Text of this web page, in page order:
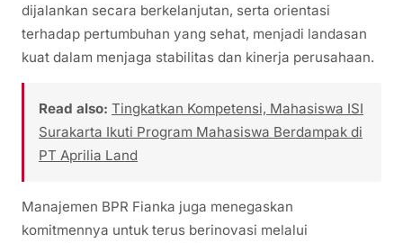
dijalankan secara berkelanjutan, serta orientasi
terhadap pertumbuhan yang sehat, menjadi landasan
kuat dalam menjaga stabilitas dan kinerja perusahaan.
Read also: Tingkatkan Kompetensi, Mahasiswa ISI
Surakarta Ikuti Program Mahasiswa Berdampak di
PT Aprilia Land
Manajemen BPR Fianka juga menegaskan
komitmennya untuk terus berinovasi melalui